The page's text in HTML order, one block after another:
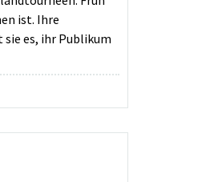
ist. Ihre
es, ihr Publikum